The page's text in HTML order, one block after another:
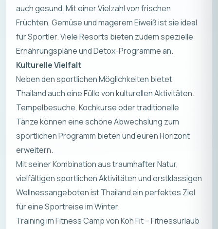
auch gesund. Mit einer Vielzahl von frischen
Früchten, Gemüse und magerem Eiweiß ist sie ideal
für Sportler. Viele Resorts bieten zudem spezielle
Ernährungspläne und Detox-Programme an.
Kulturelle Vielfalt
Neben den sportlichen Möglichkeiten bietet
Thailand auch eine Fülle von kulturellen Aktivitäten.
Tempelbesuche, Kochkurse oder traditionelle
Tänze können eine schöne Abwechslung zum
sportlichen Programm bieten und euren Horizont
erweitern.
Mit seiner Kombination aus traumhafter Natur,
vielfältigen sportlichen Aktivitäten und erstklassigen
Wellnessangeboten ist Thailand ein perfektes Ziel
für eine Sportreise im Winter.
Training im Fitness Camp von Koh Fit – Fitnessurlaub